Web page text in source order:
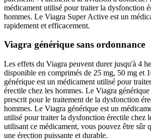
médicament utilisé pour traiter la dysfonction
hommes. Le Viagra Super Active est un
rapidement et efficacement.
Viagra générique sans ordonnance
Les effets du Viagra peuvent durer jusqu'à 4
disponible en comprimés de 25 mg, 50 mg et
générique est un médicament utilisé pour
érectile chez les hommes. Le Viagra
prescrit pour le traitement de la dysfonction
hommes. Le Viagra générique est un
utilisé pour traiter la dysfonction érectile chez
utilisant ce médicament, vous pouvez être sûr
une érection puissante et durable.